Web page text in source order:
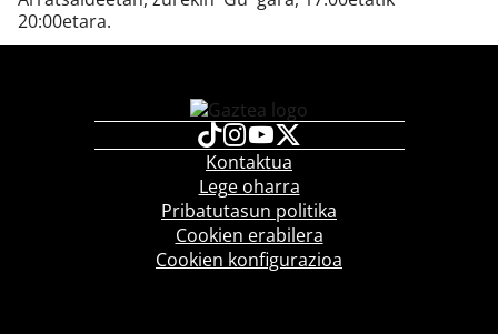
20:00etara.
Kontaktua
Lege oharra
Pribatutasun politika
Cookien erabilera
Cookien konfigurazioa